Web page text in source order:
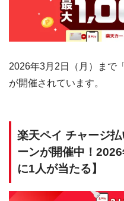
2026年3月2日（月）まで「
が開催されています。
楽天ペイ チャージ
ーンが開催中！
に1人が当たる】